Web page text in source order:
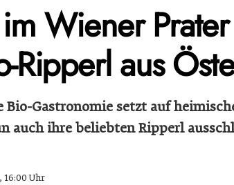
Wiener
Ripperl aus
Bio-Gastronomie setzt auf
auch ihre beliebten Ripperl
16:00 Uhr